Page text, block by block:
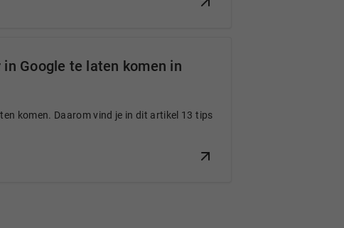
Google te laten komen in
komen. Daarom vind je in dit artikel 13 tips